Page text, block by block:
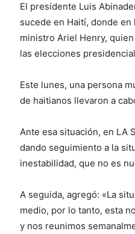
El presidente Luis
sucede en Haití, donde
ministro Ariel Henry,
las elecciones
Este lunes, una persona
de haitianos llevaron a
Ante esa situación, en LA
dando seguimiento a la
inestabilidad, que no es
A seguida, agregó: «La
medio, por lo tanto, esta
y nos reunimos